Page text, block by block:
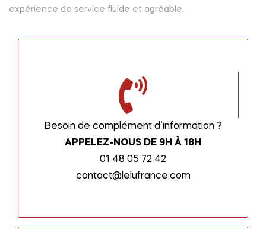
expérience de service fluide et agréable.
Besoin de complément d’information ?
APPELEZ-NOUS DE 9H À 18H
01 48 05 72 42
contact@lelufrance.com